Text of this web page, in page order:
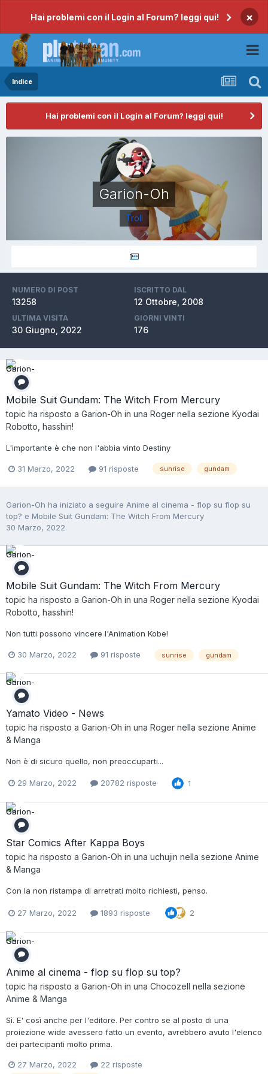
Hai problemi con il Login al Forum? leggi qui! ×
Indice
Hai problemi con il Login al Forum? leggi qui!
Garion-Oh
Troll
NUMERO DI POST
13258
ISCRITTO DAL
12 Ottobre, 2008
ULTIMA VISITA
30 Giugno, 2022
GIORNI VINTI
176
Mobile Suit Gundam: The Witch From Mercury
topic ha risposto a Garion-Oh in una Roger nella sezione Kyodai
Robotto, hasshin!
L'importante è che non l'abbia vinto Destiny
31 Marzo, 2022 91 risposte sunrise gundam
Garion-Oh ha iniziato a seguire Anime al cinema - flop su flop su
top? e Mobile Suit Gundam: The Witch From Mercury
30 Marzo, 2022
Mobile Suit Gundam: The Witch From Mercury
topic ha risposto a Garion-Oh in una Roger nella sezione Kyodai
Robotto, hasshin!
Non tutti possono vincere l'Animation Kobe!
30 Marzo, 2022 91 risposte sunrise gundam
Yamato Video - News
topic ha risposto a Garion-Oh in una Roger nella sezione Anime
& Manga
Non è di sicuro quello, non preoccuparti...
29 Marzo, 2022 20782 risposte 1
Star Comics After Kappa Boys
topic ha risposto a Garion-Oh in una uchujin nella sezione Anime
& Manga
Con la non ristampa di arretrati molto richiesti, penso.
27 Marzo, 2022 1893 risposte 2
Anime al cinema - flop su flop su top?
topic ha risposto a Garion-Oh in una Chocozell nella sezione
Anime & Manga
Sì. E' così anche per l'editore. Per contro se al posto di una
proiezione wide avessero fatto un evento, avrebbero avuto l'elenco
dei partecipanti molto prima.
27 Marzo, 2022 22 risposte